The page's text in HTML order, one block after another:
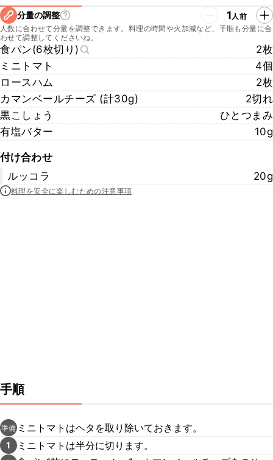
分量の調整 1人前
人数に合わせて分量を調整できます。料理の時間や火加減など、手順も分量に合
わせて調整してくださいね。
食パン(6枚切り)
2枚
ミニトマト
4個
ロースハム
2枚
カマンベールチーズ (計30g)
2切れ
黒こしょう
ひとつまみ
有塩バター
10g
付け合わせ
ルッコラ
20g
料理を安全に楽しむための注意事項
手順
準備 ミニトマトはヘタを取り除いておきます。
1 ミニトマトは半分に切ります。